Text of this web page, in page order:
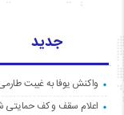
جدید
واکنش یوفا به غیبت
اعلام سقف و کف حمایتی